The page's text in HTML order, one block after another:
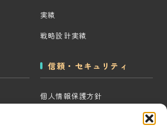
実績
戦略設計実績
信頼・セキュリティ
個人情報保護方針